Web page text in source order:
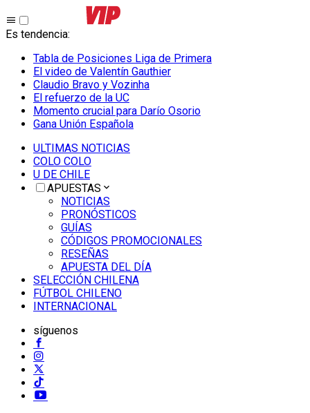
Es tendencia:
Tabla de Posiciones Liga de Primera
El video de Valentín Gauthier
Claudio Bravo y Vozinha
El refuerzo de la UC
Momento crucial para Darío Osorio
Gana Unión Española
ULTIMAS NOTICIAS
COLO COLO
U DE CHILE
APUESTAS
NOTICIAS
PRONÓSTICOS
GUÍAS
CÓDIGOS PROMOCIONALES
RESEÑAS
APUESTA DEL DÍA
SELECCIÓN CHILENA
FÚTBOL CHILENO
INTERNACIONAL
síguenos